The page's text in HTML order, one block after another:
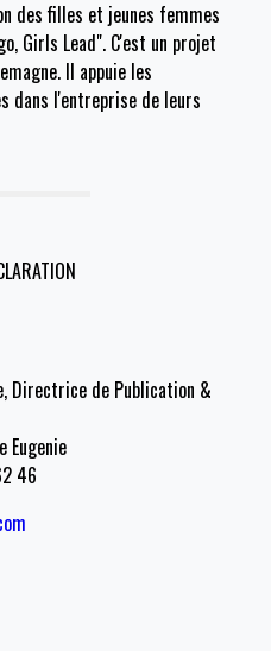
des filles et jeunes femmes
Girls Lead". C'est un projet
Il appuie les
dans l'entreprise de leurs
Directrice de Publication &
Eugenie
46